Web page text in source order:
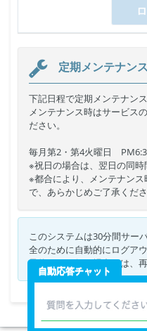
定期メンテナン
下記日程で定期メンテナン
メンテナンス時はサービス
ださい。
毎月第2・第4火曜日
※祝日の場合は、翌日の同時
※都合により、メンテナン
で、あらかじめご了承くださ
このシステムは30分間サー
全のために自動的にログア
予約などを行う場合には、
自動応答チャット